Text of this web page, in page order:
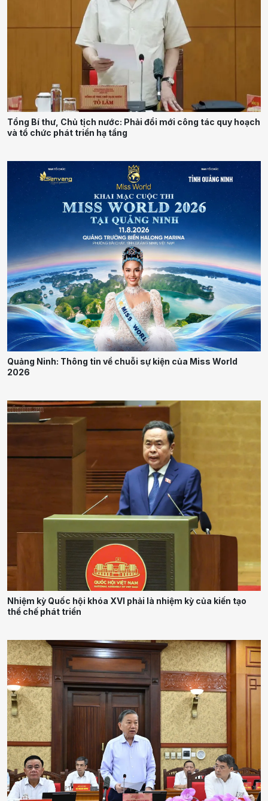
Tổng Bí thư, Chủ tịch nước: Phải đổi mới công tác quy hoạch
và tổ chức phát triển hạ tầng
Quảng Ninh: Thông tin về chuỗi sự kiện của Miss World
2026
Nhiệm kỳ Quốc hội khóa XVI phải là nhiệm kỳ của kiến tạo
thể chế phát triển